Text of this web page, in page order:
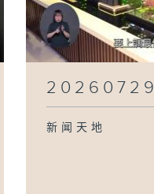
20260729
新闻天地